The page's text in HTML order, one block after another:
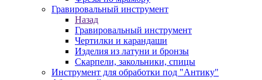
Гравировальный инструмент
Назад
Гравировальный инструмент
Чертилки и карандаши
Изделия из латуни и бронзы
Скарпели, закольники, спицы
Инструмент для обработки под "Антику"